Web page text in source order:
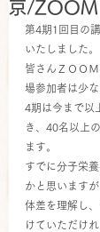
京/ZOOM
第4期1回目の
いたしました。
皆さんＺＯＯ
場参加者は少な
4期は今まで以
き、40名以上
ます。
すでに分子栄
かと思います
体差を理解し
けていただけ